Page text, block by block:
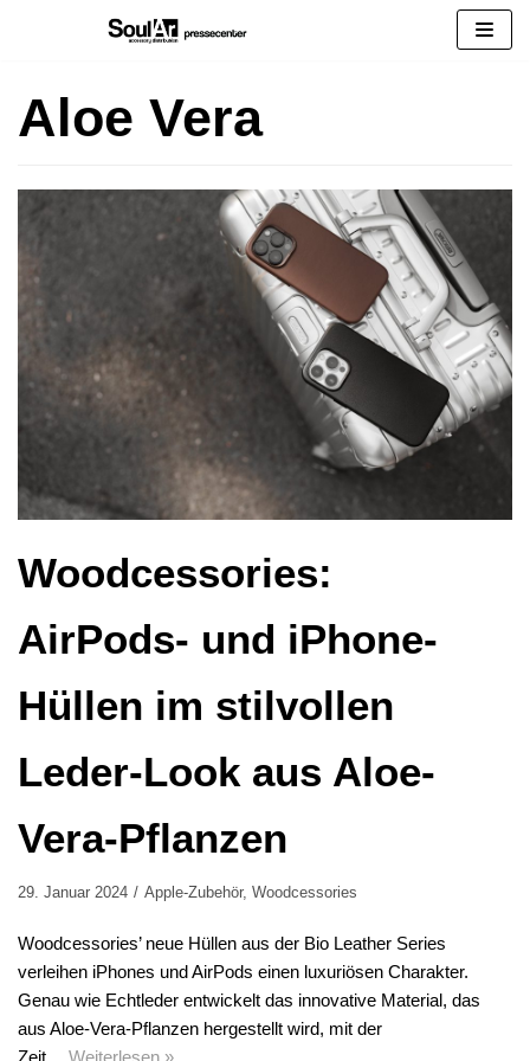
Aloe Vera
Woodcessories:
AirPods- und iPhone-
Hüllen im stilvollen
Leder-Look aus Aloe-
Vera-Pflanzen
29. Januar 2024 Apple-Zubehör, Woodcessories
Woodcessories’ neue Hüllen aus der Bio Leather Series
verleihen iPhones und AirPods einen luxuriösen Charakter.
Genau wie Echtleder entwickelt das innovative Material, das
aus Aloe-Vera-Pflanzen hergestellt wird, mit der
Zeit… Weiterlesen »